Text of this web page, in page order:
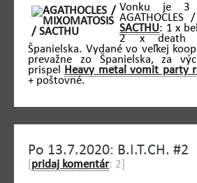
Vonku je 3
AGATHOCLES
SACTHU: 1 x
2 x death
Španielska. Vydané vo veľkej
prevažne zo Španielska, za
prispel Heavy metal vomit party
+ poštovné.
Po 13.7.2020: B.I.T.CH. #2
pridaj komentár: 2]